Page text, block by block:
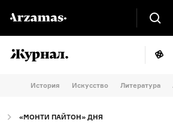
История Искусство Литература
«МОНТИ ПАЙТОН» ДНЯ